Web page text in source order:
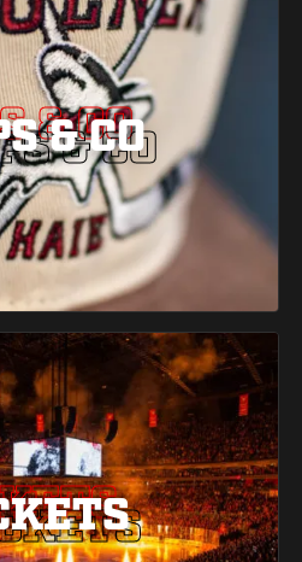
& CO
& CO
& CO